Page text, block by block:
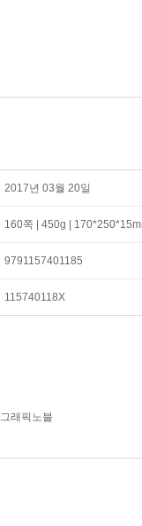
2017년 03월 20일
160쪽 | 450g |
9791157401185
115740118X
그래픽노블